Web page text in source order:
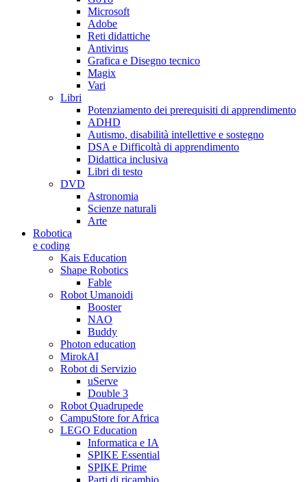
Microsoft
Adobe
Reti didattiche
Antivirus
Grafica e Disegno tecnico
Magix
Vari
Libri
Potenziamento dei prerequisiti di apprendimento
ADHD
Autismo, disabilità intellettive e sostegno
DSA e Difficoltà di apprendimento
Didattica inclusiva
Libri di testo
DVD
Astronomia
Scienze naturali
Arte
Robotica
e coding
Kais Education
Shape Robotics
Fable
Robot Umanoidi
Booster
NAO
Buddy
Photon education
MirokAI
Robot di Servizio
uServe
Double 3
Robot Quadrupede
CampuStore for Africa
LEGO Education
Informatica e IA
SPIKE Essential
SPIKE Prime
Parti di ricambio